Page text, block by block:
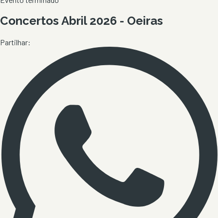
Concertos Abril 2026 - Oeiras
Partilhar: